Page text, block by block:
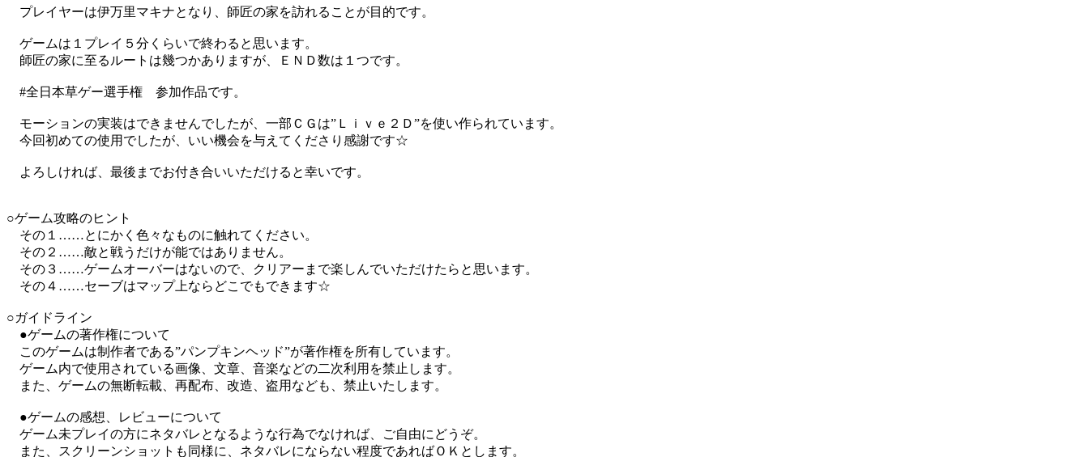
プレイヤーは伊万里マキナとなり、師匠の家を訪れることが目的です。
ゲームは１プレイ５分くらいで終わると思います。
師匠の家に至るルートは幾つかありますが、ＥＮＤ数は１つです。
#全日本草ゲー選手権 参加作品です。
モーションの実装はできませんでしたが、一部ＣＧは”Ｌｉｖｅ２Ｄ”を使い作られています。
今回初めての使用でしたが、いい機会を与えてくださり感謝です☆
よろしければ、最後までお付き合いいただけると幸いです。
○ゲーム攻略のヒント
その１……とにかく色々なものに触れてください。
その２……敵と戦うだけが能ではありません。
その３……ゲームオーバーはないので、クリアーまで楽しんでいただけたらと思います。
その４……セーブはマップ上ならどこでもできます☆
○ガイドライン
●ゲームの著作権について
このゲームは制作者である”パンプキンヘッド”が著作権を所有しています。
ゲーム内で使用されている画像、文章、音楽などの二次利用を禁止します。
また、ゲームの無断転載、再配布、改造、盗用なども、禁止いたします。
●ゲームの感想、レビューについて
ゲーム未プレイの方にネタバレとなるような行為でなければ、ご自由にどうぞ。
また、スクリーンショットも同様に、ネタバレにならない程度であればＯＫとします。